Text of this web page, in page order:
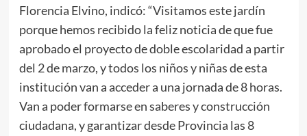
Florencia Elvino, indicó: “Visitamos este jardín
porque hemos recibido la feliz noticia de que fue
aprobado el proyecto de doble escolaridad a partir
del 2 de marzo, y todos los niños y niñas de esta
institución van a acceder a una jornada de 8 horas.
Van a poder formarse en saberes y construcción
ciudadana, y garantizar desde Provincia las 8